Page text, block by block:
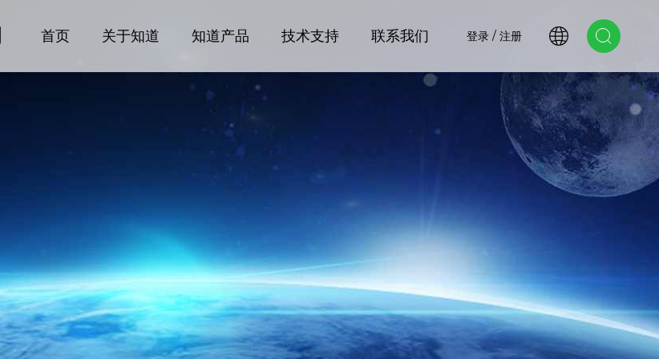
首页 关于知道 知道产品 技术支持 联系我们 登录 / 注册